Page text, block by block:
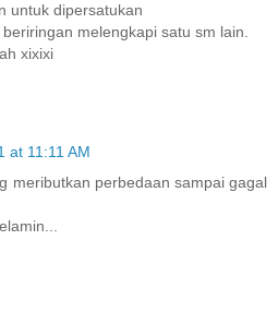
untuk dipersatukan
melengkapi satu sm lain.
xixixi
at 11:11 AM
meributkan perbedaan sampai gagal